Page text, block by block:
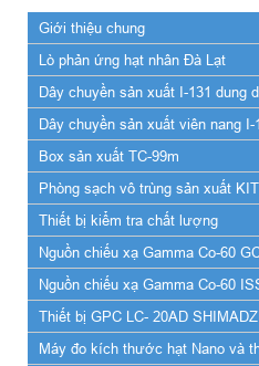
Giới thiệu chung
Lò phản ứng hạt nhân Đà Lạt
Dây chuyền sản xuất I-131 dung
Dây chuyền sản xuất viên nang I-
Box sản xuất TC-99m
Phòng sạch vô trùng sản xuất KIT
Thiết bị kiểm tra chất lượng
Nguồn chiếu xạ Gamma Co-60
Nguồn chiếu xạ Gamma Co-60
Thiết bị GPC LC- 20AD
Máy đo kích thước hạt Nano và